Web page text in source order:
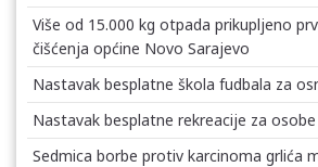
Više od 15.000 kg otpada prikupljeno
čišćenja općine Novo Sarajevo
Nastavak besplatne škola fudbala za
Nastavak besplatne rekreacije za
Sedmica borbe protiv karcinoma grlića